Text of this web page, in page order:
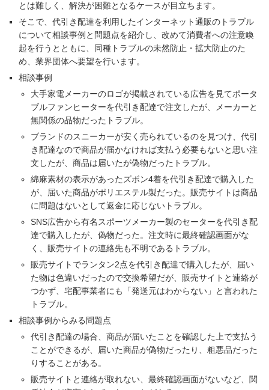
とは難しく、解決が困難となるケースが目立ちます。
そこで、代引き配達を利用したインターネット通販のトラブル
について相談事例と問題点を紹介し、改めて消費者への注意喚
起を行うとともに、同種トラブルの未然防止・拡大防止のた
め、業界団体へ要望を行います。
相談事例
大手家電メーカーのロゴが掲載されている広告を見てポータ
ブルファンヒーターを代引き配達で注文したが、メーカーと
無関係の品物だったトラブル。
ブランドのスニーカーが安く売られているのを見つけ、代引
き配達なので商品が届かなければ支払う必要もないと思い注
文したが、商品は届いたが偽物だったトラブル。
綿麻素材の表示があったズボン4着を代引き配達で購入した
が、届いた商品がポリエステル製だった。販売サイトは商品
に問題はないとして返金に応じないトラブル。
SNS広告から有名スポーツメーカー製のセーターを代引き配
達で購入したが、偽物だった。注文時に最終確認画面がな
く、販売サイトの連絡先も不明であるトラブル。
販売サイトでランタン2点を代引き配達で購入したが、届い
た物は色違いだったので交換希望だが、販売サイトと連絡が
つかず、宅配事業者にも「発送元はわからない」と言われた
トラブル。
相談事例からみる問題点
代引き配達の場合、商品が届いたことを確認した上で支払う
ことができるが、届いた商品が偽物だったり、粗悪品だった
りすることがある。
販売サイトと連絡が取れない、最終確認画面がないなど、関